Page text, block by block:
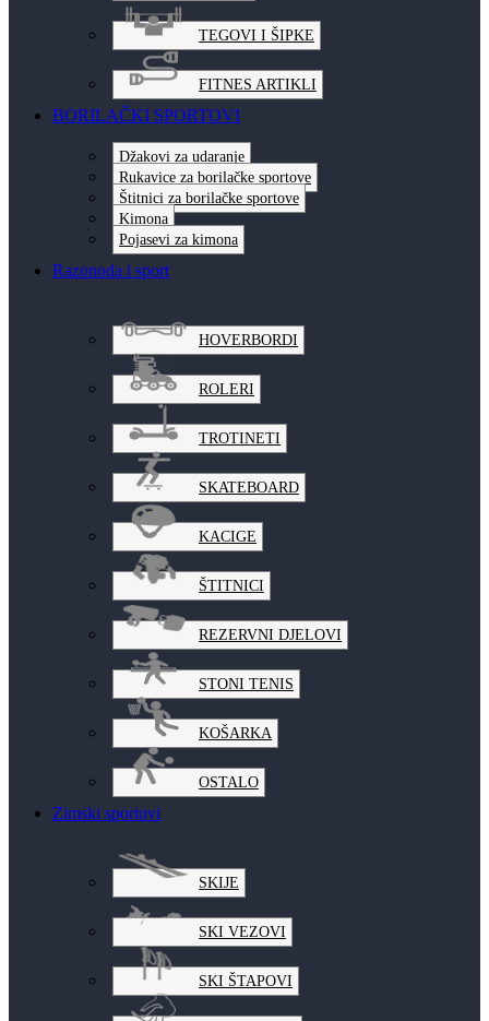
TEGOVI I ŠIPKE
FITNES ARTIKLI
BORILAČKI SPORTOVI
Džakovi za udaranje
Rukavice za borilačke sportove
Štitnici za borilačke sportove
Kimona
Pojasevi za kimona
Razonoda i sport
HOVERBORDI
ROLERI
TROTINETI
SKATEBOARD
KACIGE
ŠTITNICI
REZERVNI DJELOVI
STONI TENIS
KOŠARKA
OSTALO
Zimski sportovi
SKIJE
SKI VEZOVI
SKI ŠTAPOVI